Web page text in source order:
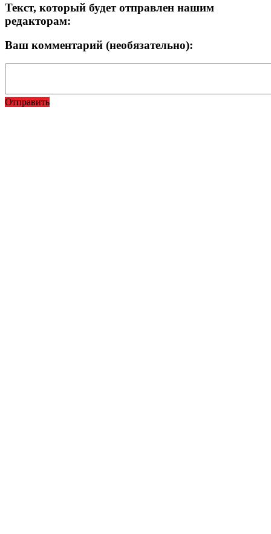
Текст, который будет отправлен нашим
редакторам:
Ваш комментарий (необязательно):
Отправить